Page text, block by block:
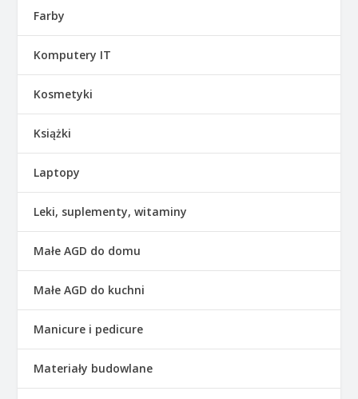
Farby
Komputery IT
Kosmetyki
Książki
Laptopy
Leki, suplementy, witaminy
Małe AGD do domu
Małe AGD do kuchni
Manicure i pedicure
Materiały budowlane